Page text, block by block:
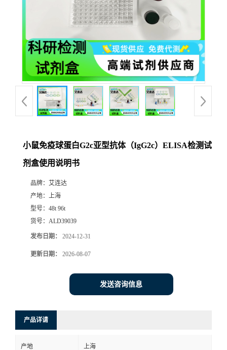
小鼠免疫球蛋白G2c亚型抗体（IgG2c）ELISA检测试
剂盒使用说明书
品牌： 艾连达
产地： 上海
型号： 48t 96t
货号： ALD39039
发布日期： 2024-12-31
更新日期： 2026-08-07
发送咨询信息
产品详请
产地 上海